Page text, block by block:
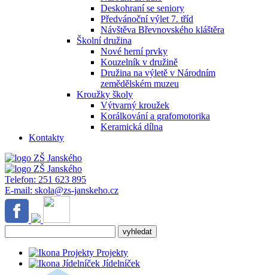
Deskohraní se seniory
Předvánoční výlet 7. tříd
Návštěva Břevnovského kláštěra
Školní družina
Nové herní prvky
Kouzelník v družině
Družina na výletě v Národním
zemědělském muzeu
Kroužky školy
Výtvarný kroužek
Korálkování a grafomotorika
Keramická dílna
Kontakty
Telefon: 251 623 895
E-mail: skola@zs-janskeho.cz
Projekty
Jídelníček